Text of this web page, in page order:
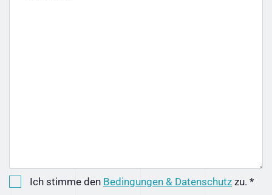
Ich stimme den Bedingungen & Datenschutz zu. *